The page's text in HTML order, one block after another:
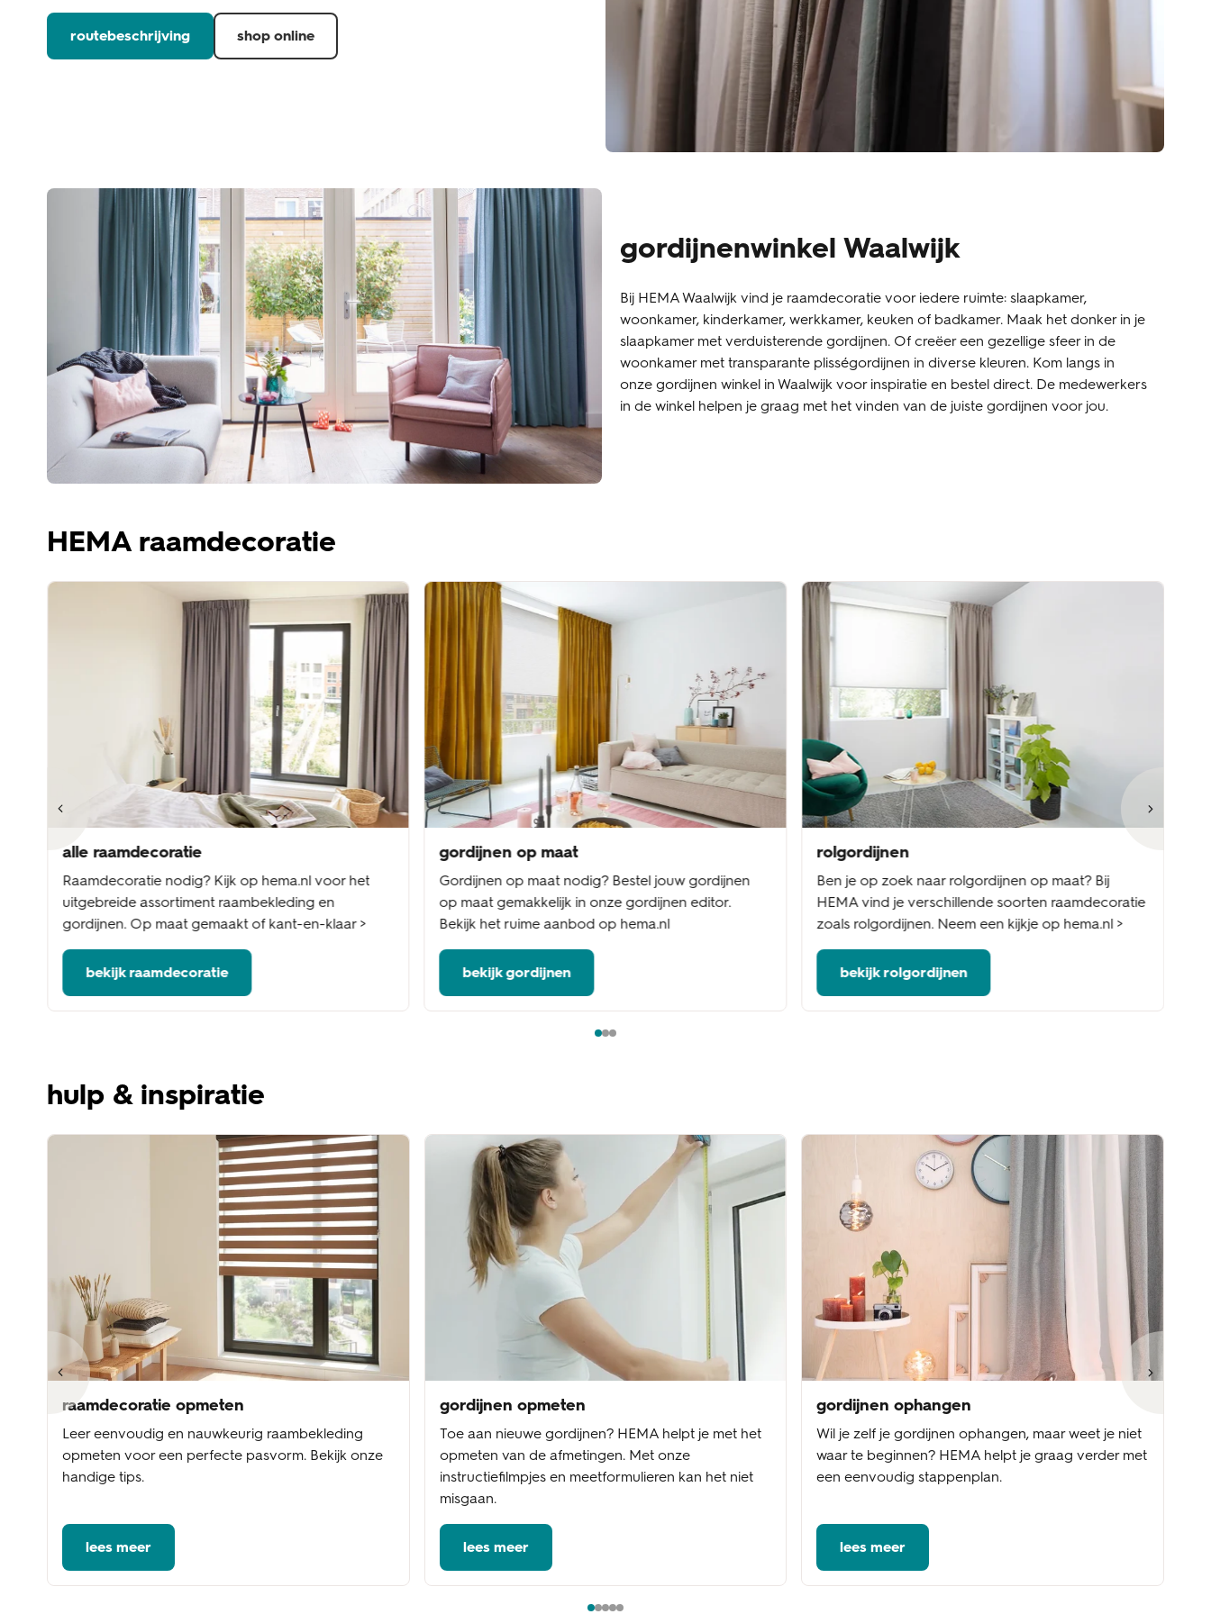
routebeschrijving shop online
gordijnenwinkel Waalwijk
Bij HEMA Waalwijk vind je raamdecoratie voor iedere ruimte: slaapkamer,
woonkamer, kinderkamer, werkkamer, keuken of badkamer. Maak het donker in je
slaapkamer met verduisterende gordijnen. Of creëer een gezellige sfeer in de
woonkamer met transparante plisségordijnen in diverse kleuren. Kom langs in
onze gordijnen winkel in Waalwijk voor inspiratie en bestel direct. De medewerkers
in de winkel helpen je graag met het vinden van de juiste gordijnen voor jou.
HEMA raamdecoratie
alle raamdecoratie
Raamdecoratie nodig? Kijk op hema.nl voor het
uitgebreide assortiment raambekleding en
gordijnen. Op maat gemaakt of kant-en-klaar >
bekijk raamdecoratie
gordijnen op maat
Gordijnen op maat nodig? Bestel jouw gordijnen
op maat gemakkelijk in onze gordijnen editor.
Bekijk het ruime aanbod op hema.nl
bekijk gordijnen
rolgordijnen
Ben je op zoek naar rolgordijnen op maat? Bij
HEMA vind je verschillende soorten raamdecoratie
zoals rolgordijnen. Neem een kijkje op hema.nl >
bekijk rolgordijnen
hulp & inspiratie
raamdecoratie opmeten
Leer eenvoudig en nauwkeurig raambekleding
opmeten voor een perfecte pasvorm. Bekijk onze
handige tips.
lees meer
gordijnen opmeten
Toe aan nieuwe gordijnen? HEMA helpt je met het
opmeten van de afmetingen. Met onze
instructiefilmpjes en meetformulieren kan het niet
misgaan.
lees meer
gordijnen ophangen
Wil je zelf je gordijnen ophangen, maar weet je niet
waar te beginnen? HEMA helpt je graag verder met
een eenvoudig stappenplan.
lees meer